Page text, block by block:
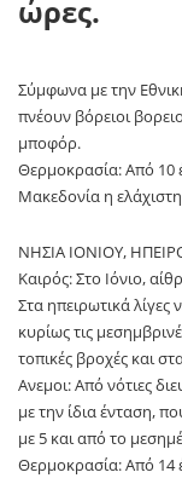
ώρες.
Σύμφωνα με την
πνέουν βόρειοι
μποφόρ.
Θερμοκρασία: Από 10
Μακεδονία η
ΝΗΣΙΑ ΙΟΝΙΟΥ,
Καιρός: Στο Ιόνιο,
Στα ηπειρωτικά
κυρίως τις
τοπικές βροχές και
Ανεμοι: Από νότιες
με την ίδια ένταση,
με 5 και από το
Θερμοκρασία: Από 14